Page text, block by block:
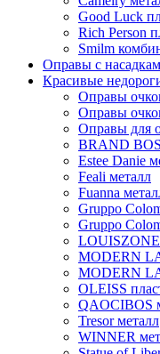
Good Luck
Rich Person
Smilm
Оправы с
Красивые
Оправы
Оправы
Оправы для
BRAND
Estee Danie
Feali металл
Fuanna
Gruppo
Gruppo
LOUISZONE
MODERN
MODERN
OLEISS
QAOCIBOS
Tresor металл
WINNER